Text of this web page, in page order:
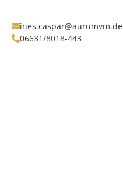
ines.caspar@aurumvm.de
06631/8018-443